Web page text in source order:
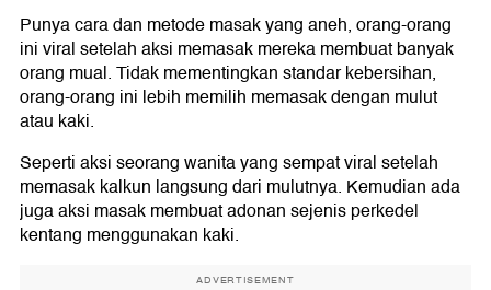
Punya cara dan metode masak yang aneh, orang-orang
ini viral setelah aksi memasak mereka membuat banyak
orang mual. Tidak mementingkan standar kebersihan,
orang-orang ini lebih memilih memasak dengan mulut
atau kaki.
Seperti aksi seorang wanita yang sempat viral setelah
memasak kalkun langsung dari mulutnya. Kemudian ada
juga aksi masak membuat adonan sejenis perkedel
kentang menggunakan kaki.
ADVERTISEMENT